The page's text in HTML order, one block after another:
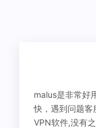
malus是非常好
快，遇到问题客
VPN软件,没有